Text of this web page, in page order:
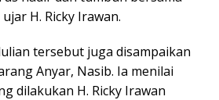
H. Ricky Irawan.
tersebut juga disampaikan
Anyar, Nasib. Ia menilai
dilakukan H. Ricky Irawan